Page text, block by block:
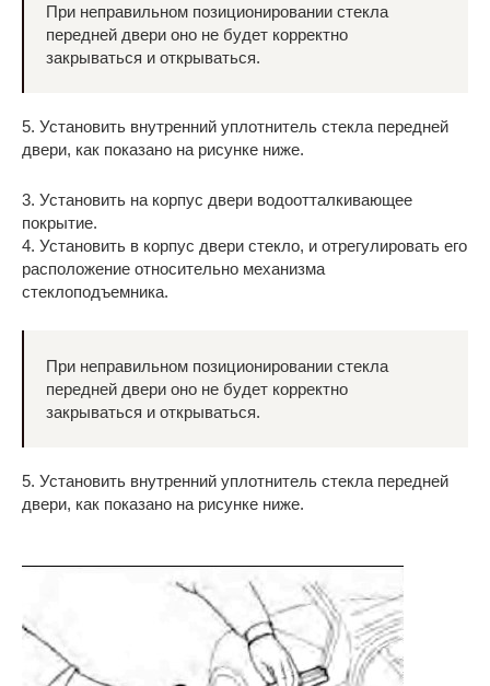
При неправильном позиционировании стекла
передней двери оно не будет корректно
закрываться и открываться.
5. Установить внутренний уплотнитель стекла передней
двери, как показано на рисунке ниже.
3. Установить на корпус двери водоотталкивающее
покрытие.
4. Установить в корпус двери стекло, и отрегулировать его
расположение относительно механизма
стеклоподъемника.
При неправильном позиционировании стекла
передней двери оно не будет корректно
закрываться и открываться.
5. Установить внутренний уплотнитель стекла передней
двери, как показано на рисунке ниже.